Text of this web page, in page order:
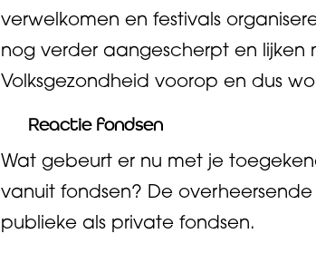
verwelkomen en festivals
nog verder aangescherpt en lijken
Volksgezondheid voorop en dus
Reactie fondsen
Wat gebeurt er nu met je
vanuit fondsen? De
publieke als private fondsen.